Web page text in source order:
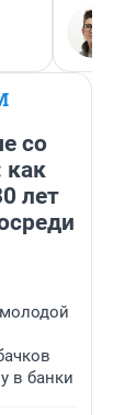
со
как
лет
в банки